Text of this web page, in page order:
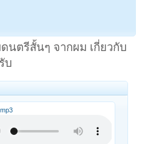
นตรีสั้นๆ จากผม เกี่ยวกับ
บ